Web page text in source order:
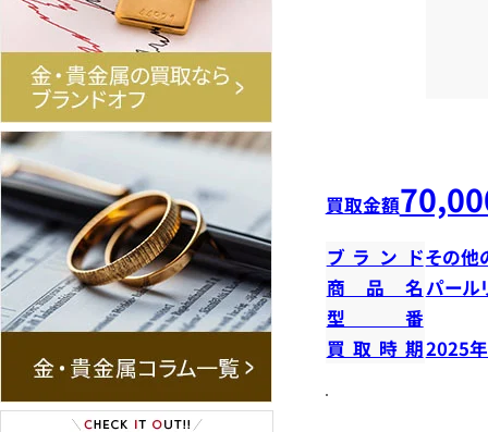
買取金額
ブランドその他
商品名 パール
型番
買取時期2025